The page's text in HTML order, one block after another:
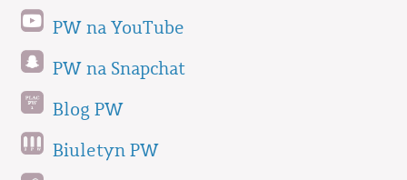
PW na YouTube
PW na Snapchat
Blog PW
Biuletyn PW